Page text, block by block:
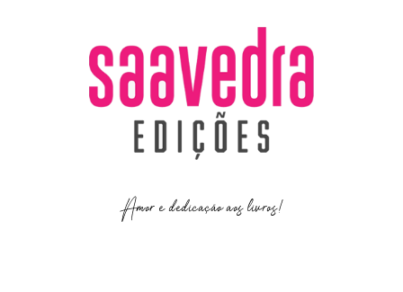
Amor e dedicação aos livros!